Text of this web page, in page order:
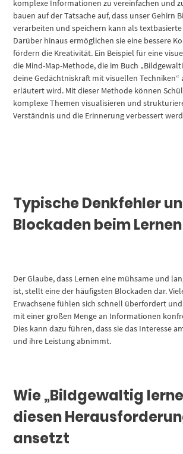
komplexe Informationen zu vereinfachen und
bauen auf der Tatsache auf, dass unser Gehirn
verarbeiten und speichern kann als
Darüber hinaus ermöglichen sie eine bessere
fördern die Kreativität. Ein Beispiel für eine
die Mind-Map-Methode, die im Buch
deine Gedächtniskraft mit visuellen Techniken“
erläutert wird. Mit dieser Methode können
komplexe Themen visualisieren und
Verständnis und die Erinnerung verbessert
Typische Denkfehler
Blockaden beim Lernen
Der Glaube, dass Lernen eine mühsame und
ist, stellt eine der häufigsten Blockaden dar.
Erwachsene fühlen sich schnell überfordert
mit einer großen Menge an Informationen
Dies kann dazu führen, dass sie das Interesse
und ihre Leistung abnimmt.
Wie „Bildgewaltig
diesen
ansetzt